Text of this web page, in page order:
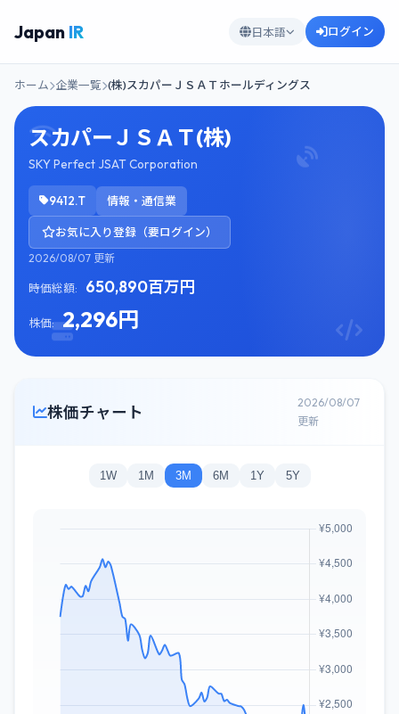
Japan IR 日本語 ログイン
ホーム 企業一覧 (株)スカパーＪＳＡＴホールディングス
スカパーＪＳＡＴ(株)
SKY Perfect JSAT Corporation
9412.T 情報・通信業
お気に入り登録（要ログイン）
2026/08/07 更新
時価総額: 650,890百万円
株価: 2,296円
株価チャート
2026/08/07
更新
1W 1M 3M 6M 1Y 5Y